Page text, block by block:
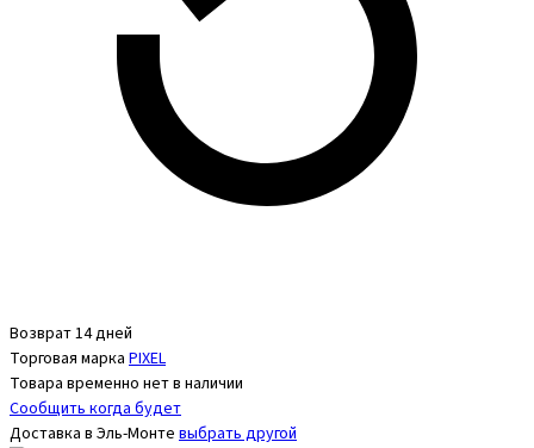
Возврат 14 дней
Торговая марка PIXEL
Товара временно нет в наличии
Сообщить когда будет
Доставка в Эль-Монте выбрать другой